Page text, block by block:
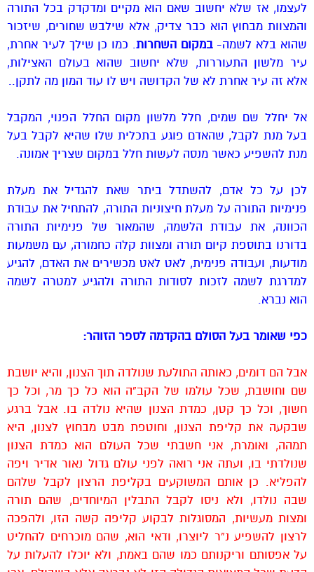
לעצמו, אז שלא יחשוב שאם הוא מקיים ומדקדק בכל התורה
והמצוות מבחוץ הוא כבר צדיק, אלא שילבש שחורים, שיזכור
שהוא בלא לשמה-במקום השחרות. כמו כן שילך לעיר אחרת,
עיר מלשון התעוררות, שלא יחשוב שהוא בעולם האצילות,
אלא זה עיר אחרת לא של הקדושה ויש לו עוד המון מה לתקן..
אל יחלל שם שמים, חלל מלשון מקום החלל הפנוי, המקבל
בעל מנת לקבל, שהאדם פוגע בתכלית שלו שהיא לקבל בעל
מנת להשפיע כאשר מנסה לעשות חלל במקום שצריך אמונה.
לכן על כל אדם, להשתדל ביתר שאת להגדיל את מעלת
פנימיות התורה על מעלת חיצוניות התורה, להתחיל את עבודת
הכוונה, את עבודת הלשמה, שהמאור של פנימיות התורה
בדורנו בתוספת קיום תורה ומצוות קלה כחמורה, עם משמעות
מודעות, ועבודה פנימית, לאט לאט מכשירים את האדם, להגיע
למדרגת לשמה לזכות לסודות התורה ולהגיע למטרה לשמה
הוא נברא.
כפי שאומר בעל הסולם בהקדמה לספר הזוהר:
אבל הם דומים, כאותה התולעת שנולדה תוך הצנון, והיא יושבת
שם וחושבת, שכל עולמו של הקב”ה הוא כל כך מר, וכל כך
חשוך, וכל כך קטן, כמדת הצנון שהיא נולדה בו. אבל ברגע
שבקעה את קליפת הצנון, וחוטפת מבט מבחוץ לצנון, היא
תמהה, ואומרת, אני חשבתי שכל העולם הוא כמדת הצנון
שנולדתי בו, ועתה אני רואה לפני עולם גדול נאור אדיר ויפה
להפליא. כן אותם המשוקעים בקליפת הרצון לקבל שלהם
שבה נולדו, ולא ניסו לקבל התבלין המיוחדים, שהם תורה
ומצות מעשיות, המסוגלות לבקוע קליפה קשה הזו, ולהפכה
לרצון להשפיע נ”ר ליוצרו, ודאי הוא, שהם מוכרחים להחליט
על אפסותם וריקנותם כמו שהם באמת, ולא יוכלו להעלות על